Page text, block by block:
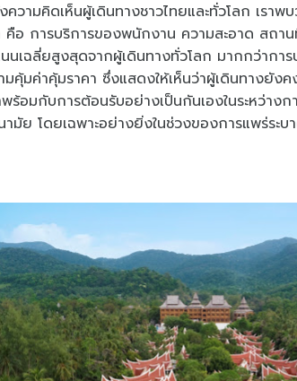
งความคิดเห็นผู้เดินทางชาวไทยและทั่วโลก เร
คือ การบริการของพนักงาน ความสะอาด สถ
นนเฉลี่ยสูงสุดจากผู้เดินทางทั่วโลก มากกว่ากา
มคุ้มค่าคุ้มราคา ซึ่งแสดงให้เห็นว่าผู้เดินทางยั
ร้อมกับการต้อนรับอย่างเป็นกันเองในระหว่าง
ามัย โดยเฉพาะอย่างยิ่งในช่วงของการแพร่ระ